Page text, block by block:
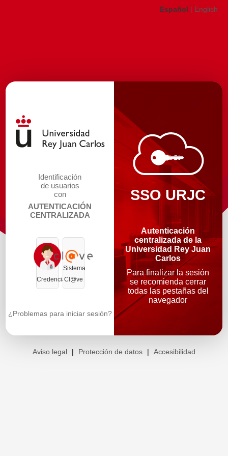
Español | English
Identificación
de usuarios
con
AUTENTICACIÓN
CENTRALIZADA
Credenciales
Sistema
Cl@ve
¿Problemas para iniciar sesión?
SSO URJC
Autenticación
centralizada de la
Universidad Rey Juan
Carlos
Para finalizar la sesión
se recomienda cerrar
todas las pestañas del
navegador
Aviso legal | Protección de datos | Accesibilidad